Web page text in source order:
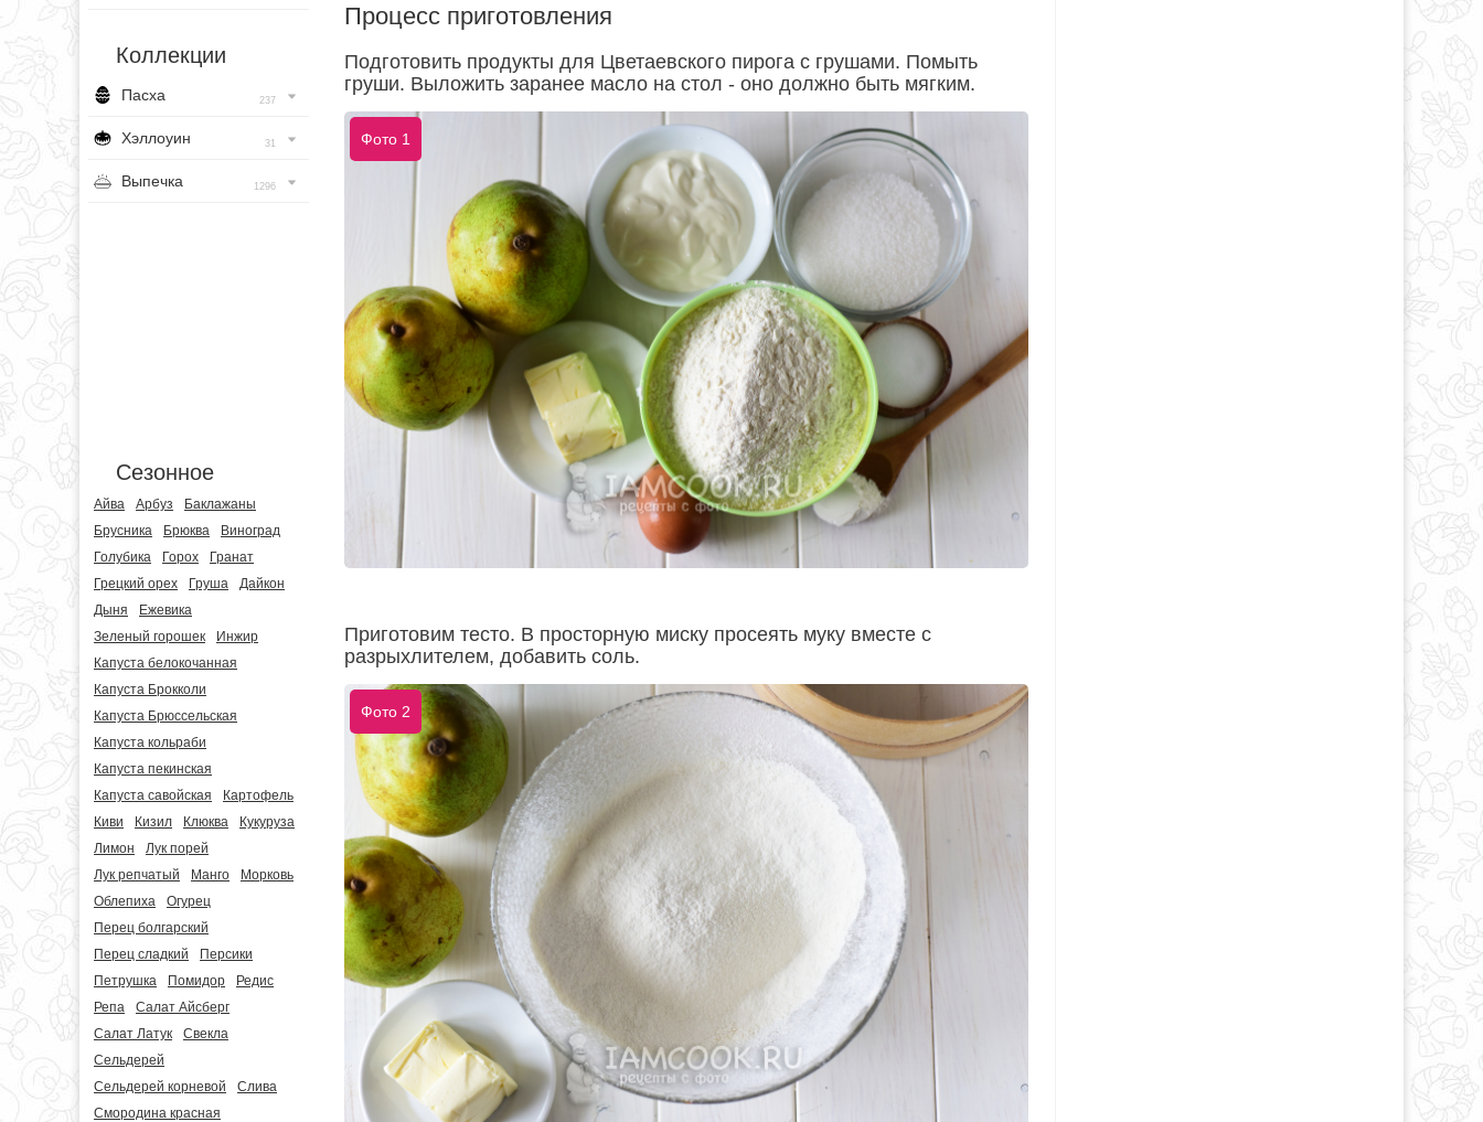
Коллекции
Пасха 237
Хэллоуин 31
Выпечка 1296
Сезонное
Айва Арбуз
Баклажаны
Брусника
Брюква
Виноград
Голубика
Горох
Гранат
Грецкий орех
Груша
Дайкон
Дыня
Ежевика
Зеленый горошек
Инжир
Капуста белокочанная
Капуста Брокколи
Капуста Брюссельская
Капуста кольраби
Капуста пекинская
Капуста савойская
Картофель
Киви
Кизил Клюква
Кукуруза
Лимон
Лук порей
Лук репчатый
Манго
Морковь
Облепиха
Огурец
Перец болгарский
Перец сладкий
Персики
Петрушка
Помидор
Редис
Репа
Салат Айсберг
Салат Латук
Свекла
Сельдерей
Сельдерей корневой
Слива
Смородина красная
Процесс приготовления
Подготовить продукты для Цветаевского пирога с грушами. Помыть
груши. Выложить заранее масло на стол - оно должно быть мягким.
Фото 1
Приготовим тесто. В просторную миску просеять муку вместе с
разрыхлителем, добавить соль.
Фото 2